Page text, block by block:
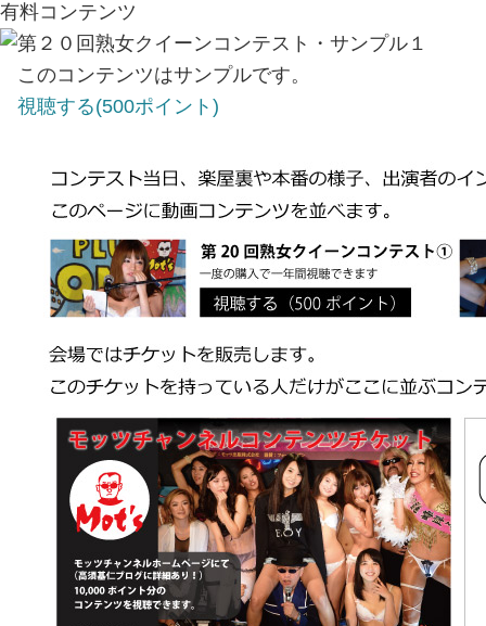
有料コンテンツ
第２０回熟女クイーンコンテスト・サンプル１
このコンテンツはサンプルです。
視聴する(500ポイント)